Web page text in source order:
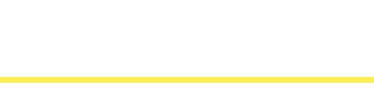
với liều kế tiếp, hãy bỏ qua liều đã quên
gấp đôi liều đã quy định.